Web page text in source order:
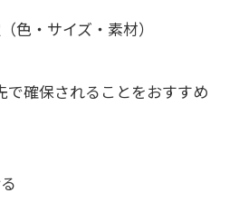
（色・サイズ・素材）
で確保されることをおすすめ